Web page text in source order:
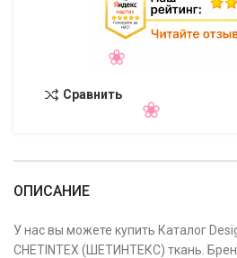
Сравнить
ОПИСАНИЕ
У нас вы можете купить Каталог
CHETINTEX (ШЕТИНТЕКС) ткань.